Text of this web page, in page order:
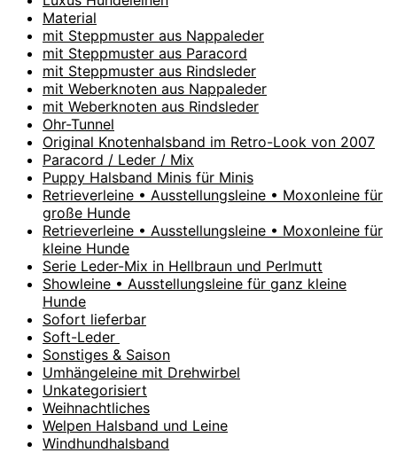
Material
mit Steppmuster aus Nappaleder
mit Steppmuster aus Paracord
mit Steppmuster aus Rindsleder
mit Weberknoten aus Nappaleder
mit Weberknoten aus Rindsleder
Ohr-Tunnel
Original Knotenhalsband im Retro-Look von 2007
Paracord / Leder / Mix
Puppy Halsband Minis für Minis
Retrieverleine • Ausstellungsleine • Moxonleine für
große Hunde
Retrieverleine • Ausstellungsleine • Moxonleine für
kleine Hunde
Serie Leder-Mix in Hellbraun und Perlmutt
Showleine • Ausstellungsleine für ganz kleine
Hunde
Sofort lieferbar
Soft-Leder
Sonstiges & Saison
Umhängeleine mit Drehwirbel
Unkategorisiert
Weihnachtliches
Welpen Halsband und Leine
Windhundhalsband